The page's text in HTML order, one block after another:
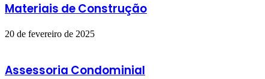
Materiais de Construção
20 de fevereiro de 2025
Assessoria Condominial